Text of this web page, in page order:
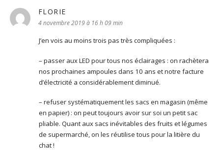
FLORIE
4 novembre 2019 à 16 h 09 min
J’en vois au moins trois pas très compliquées :
– passer aux LED pour tous nos éclairages : on rachètera
nos prochaines ampoules dans 10 ans et notre facture
d’électricité a considérablement diminué.
– refuser systématiquement les sacs en magasin (même
en papier) : on peut toujours avoir sur soi un petit sac
pliable. Quant aux sacs inévitables des fruits et légumes
de supermarché, on les réutilise tous pour la litière du
chat !